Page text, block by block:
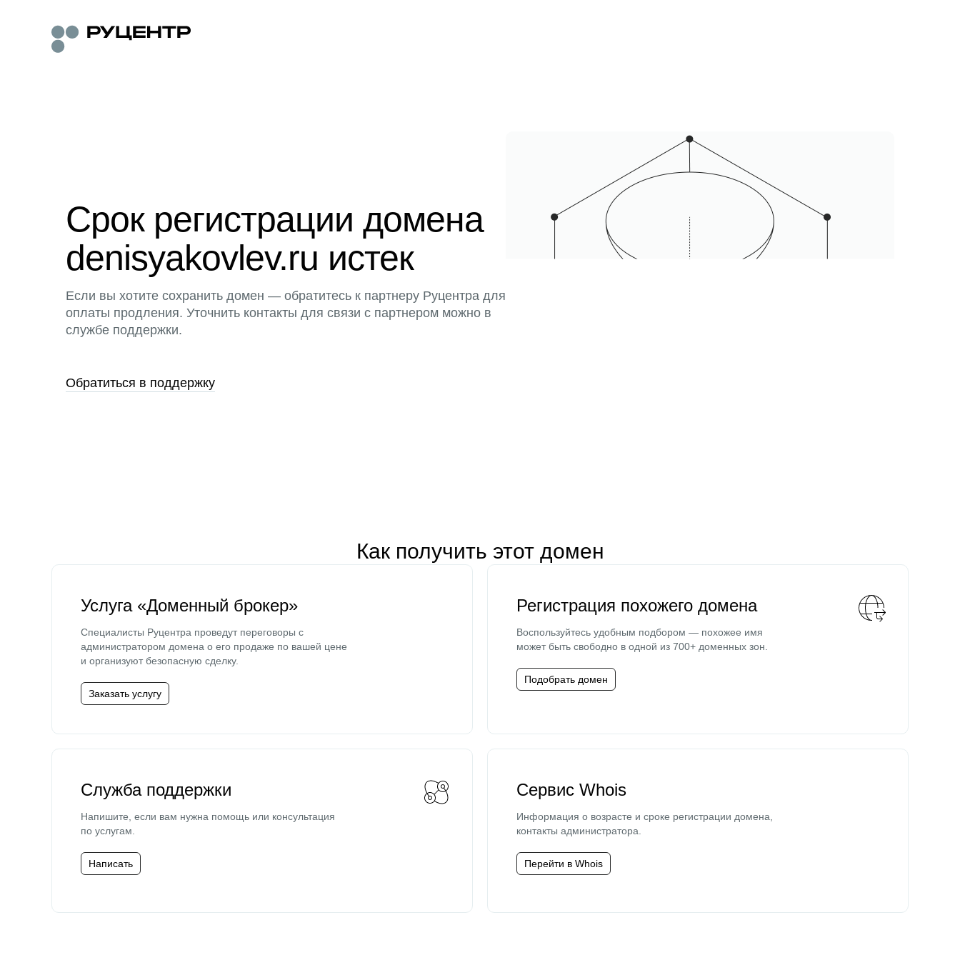
Срок регистрации домена
denisyakovlev.ru истек
Если вы хотите сохранить домен — обратитесь к партнеру Руцентра для
оплаты продления. Уточнить контакты для связи с партнером можно в
службе поддержки.
Обратиться в поддержку
Как получить этот домен
Услуга «Доменный брокер»
Специалисты Руцентра проведут переговоры с
администратором домена о его продаже по вашей цене
и организуют безопасную сделку.
Заказать услугу
Регистрация похожего домена
Воспользуйтесь удобным подбором — похожее имя
может быть свободно в одной из 700+ доменных зон.
Подобрать домен
Служба поддержки
Напишите, если вам нужна помощь или консультация
по услугам.
Написать
Сервис Whois
Информация о возрасте и сроке регистрации домена,
контакты администратора.
Перейти в Whois